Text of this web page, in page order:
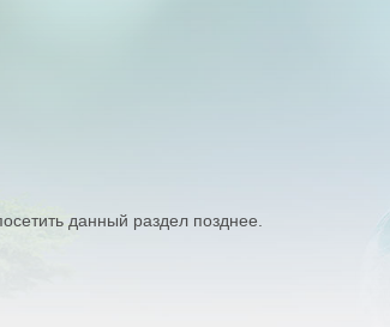
данный раздел позднее.